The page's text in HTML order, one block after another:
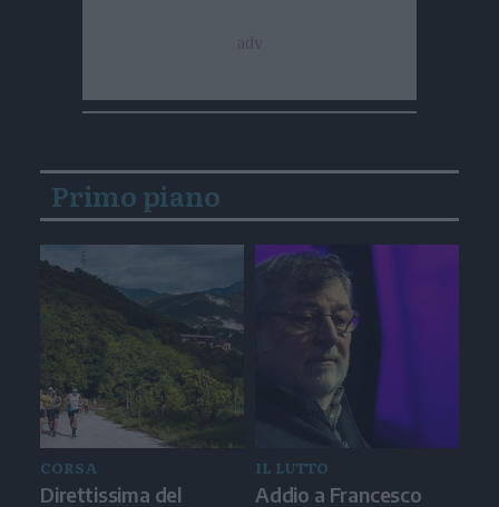
Primo piano
CORSA
Direttissima del
IL LUTTO
Addio a Francesco